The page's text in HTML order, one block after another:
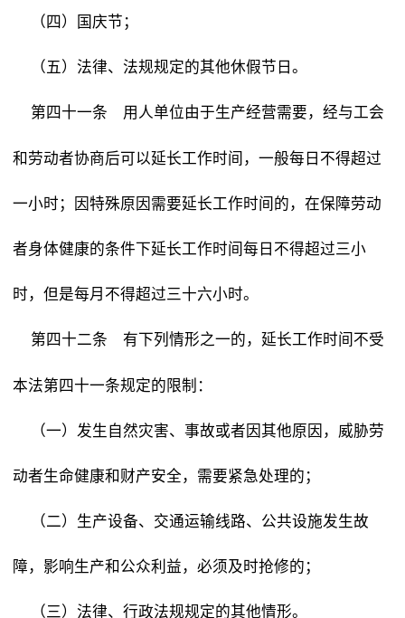
（四）国庆节；
（五）法律、法规规定的其他休假节日。
第四十一条 用人单位由于生产经营需要，经与工会
和劳动者协商后可以延长工作时间，一般每日不得超过
一小时；因特殊原因需要延长工作时间的，在保障劳动
者身体健康的条件下延长工作时间每日不得超过三小
时，但是每月不得超过三十六小时。
第四十二条 有下列情形之一的，延长工作时间不受
本法第四十一条规定的限制：
（一）发生自然灾害、事故或者因其他原因，威胁劳
动者生命健康和财产安全，需要紧急处理的；
（二）生产设备、交通运输线路、公共设施发生故
障，影响生产和公众利益，必须及时抢修的；
（三）法律、行政法规规定的其他情形。